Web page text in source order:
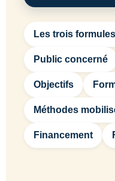
Les trois formules
Public concerné
Objectifs
Méthodes
Financement